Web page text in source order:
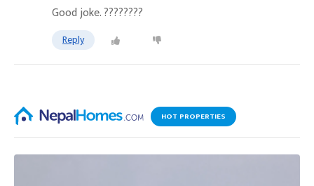
Good joke. ????????
Reply
HOT PROPERTIES